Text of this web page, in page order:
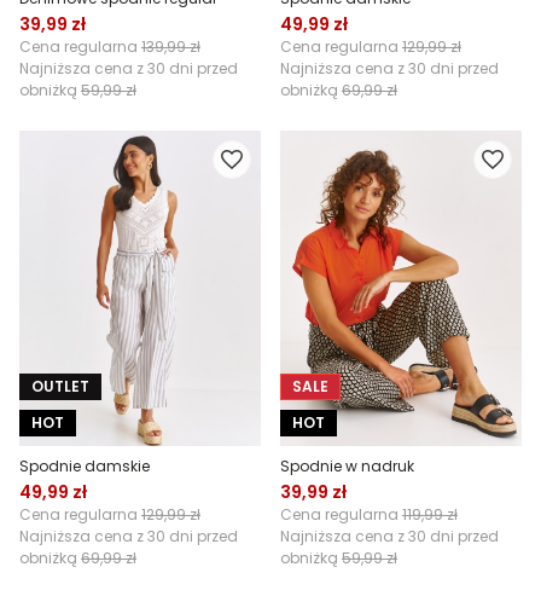
39,99 zł
Cena regularna 139,99 zł
Najniższa cena z 30 dni przed
obniżką 59,99 zł
49,99 zł
Cena regularna 129,99 zł
Najniższa cena z 30 dni przed
obniżką 69,99 zł
OUTLET
HOT
Spodnie damskie
49,99 zł
Cena regularna 129,99 zł
Najniższa cena z 30 dni przed
obniżką 69,99 zł
SALE
HOT
Spodnie w nadruk
39,99 zł
Cena regularna 119,99 zł
Najniższa cena z 30 dni przed
obniżką 59,99 zł